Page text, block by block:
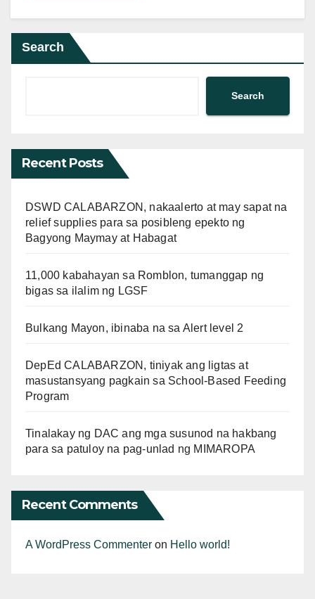
Search
Search
Recent Posts
DSWD CALABARZON, nakaalerto at may sapat na
relief supplies para sa posibleng epekto ng
Bagyong Maymay at Habagat
11,000 kabahayan sa Romblon, tumanggap ng
bigas sa ilalim ng LGSF
Bulkang Mayon, ibinaba na sa Alert level 2
DepEd CALABARZON, tiniyak ang ligtas at
masustansyang pagkain sa School-Based Feeding
Program
Tinalakay ng DAC ang mga susunod na hakbang
para sa patuloy na pag-unlad ng MIMAROPA
Recent Comments
A WordPress Commenter on Hello world!